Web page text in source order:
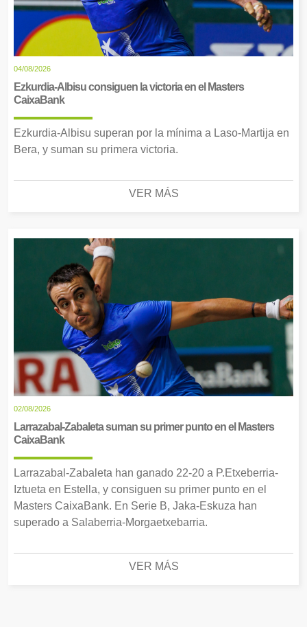
04/08/2026
Ezkurdia-Albisu consiguen la victoria en el Masters
CaixaBank
Ezkurdia-Albisu superan por la mínima a Laso-Martija en
Bera, y suman su primera victoria.
VER MÁS
02/08/2026
Larrazabal-Zabaleta suman su primer punto en el Masters
CaixaBank
Larrazabal-Zabaleta han ganado 22-20 a P.Etxeberria-
Iztueta en Estella, y consiguen su primer punto en el
Masters CaixaBank. En Serie B, Jaka-Eskuza han
superado a Salaberria-Morgaetxebarria.
VER MÁS